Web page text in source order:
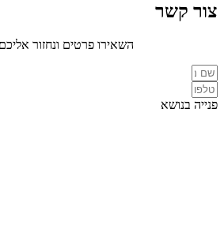
צור קשר
השאירו פרטים ונחזור
פנייה בנושא